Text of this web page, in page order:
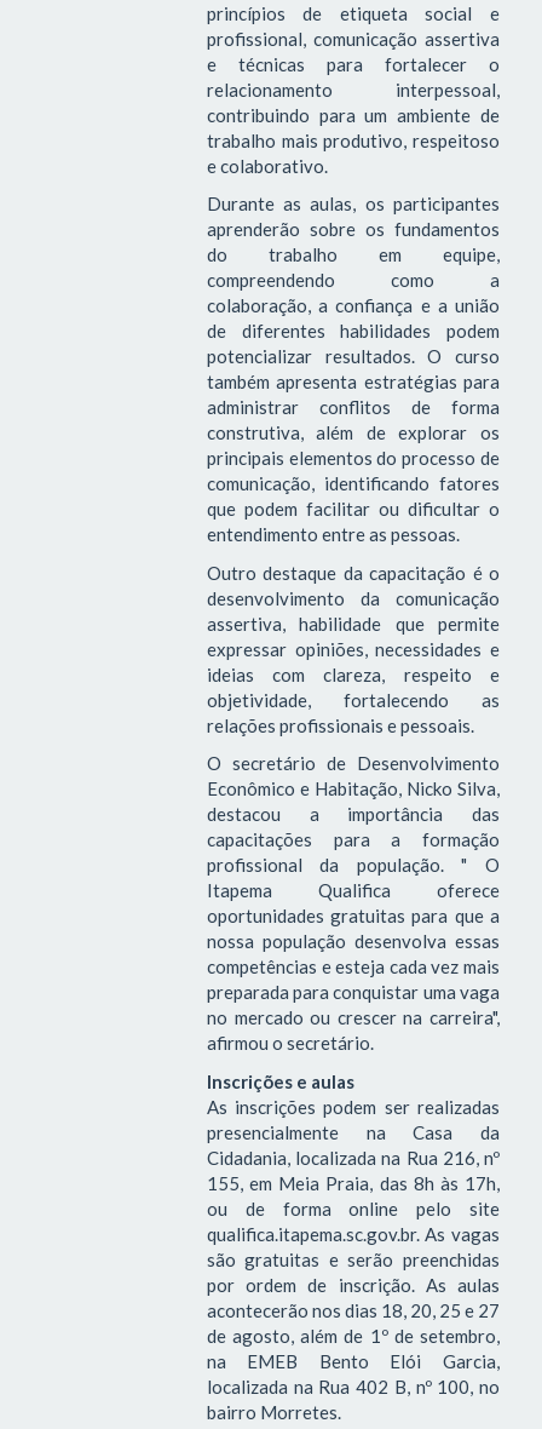
princípios de etiqueta social e
profissional, comunicação assertiva
e técnicas para fortalecer o
relacionamento interpessoal,
contribuindo para um ambiente de
trabalho mais produtivo, respeitoso
e colaborativo.
Durante as aulas, os participantes
aprenderão sobre os fundamentos
do trabalho em equipe,
compreendendo como a
colaboração, a confiança e a união
de diferentes habilidades podem
potencializar resultados. O curso
também apresenta estratégias para
administrar conflitos de forma
construtiva, além de explorar os
principais elementos do processo de
comunicação, identificando fatores
que podem facilitar ou dificultar o
entendimento entre as pessoas.
Outro destaque da capacitação é o
desenvolvimento da comunicação
assertiva, habilidade que permite
expressar opiniões, necessidades e
ideias com clareza, respeito e
objetividade, fortalecendo as
relações profissionais e pessoais.
O secretário de Desenvolvimento
Econômico e Habitação, Nicko Silva,
destacou a importância das
capacitações para a formação
profissional da população. " O
Itapema Qualifica oferece
oportunidades gratuitas para que a
nossa população desenvolva essas
competências e esteja cada vez mais
preparada para conquistar uma vaga
no mercado ou crescer na carreira",
afirmou o secretário.
Inscrições e aulas
As inscrições podem ser realizadas
presencialmente na Casa da
Cidadania, localizada na Rua 216, nº
155, em Meia Praia, das 8h às 17h,
ou de forma online pelo site
qualifica.itapema.sc.gov.br. As vagas
são gratuitas e serão preenchidas
por ordem de inscrição. As aulas
acontecerão nos dias 18, 20, 25 e 27
de agosto, além de 1º de setembro,
na EMEB Bento Elói Garcia,
localizada na Rua 402 B, nº 100, no
bairro Morretes.